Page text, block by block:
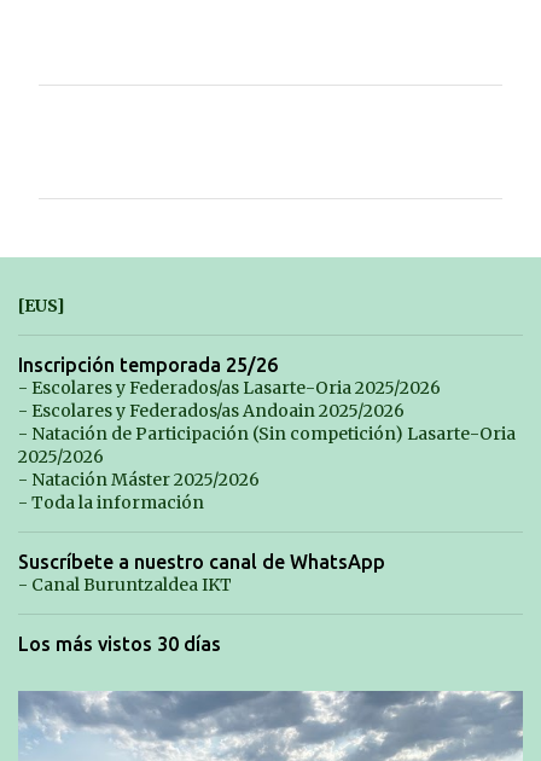
n
r
i
o
s
[EUS]
Inscripción temporada 25/26
- Escolares y Federados/as Lasarte-Oria 2025/2026
- Escolares y Federados/as Andoain 2025/2026
- Natación de Participación (Sin competición) Lasarte-Oria
2025/2026
- Natación Máster 2025/2026
- Toda la información
Suscríbete a nuestro canal de WhatsApp
- Canal Buruntzaldea IKT
Los más vistos 30 días